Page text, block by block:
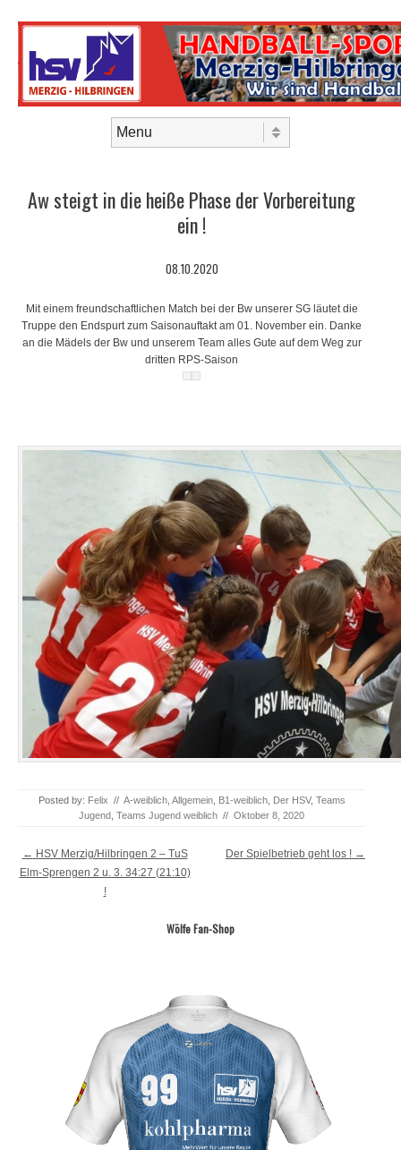
Aw steigt in die heiße Phase der Vorbereitung
ein !
08.10.2020
Mit einem freundschaftlichen Match bei der Bw unserer SG läutet die
Truppe den Endspurt zum Saisonauftakt am 01. November ein. Danke
an die Mädels der Bw und unserem Team alles Gute auf dem Weg zur
dritten RPS-Saison
Posted by: Felix // A-weiblich, Allgemein, B1-weiblich, Der HSV, Teams
Jugend Teams Jugend weiblich // Oktober 8, 2020
Post navigation
← HSV Merzig/Hilbringen 2 – TuS
Elm-Sprengen 2 u. 3. 34:27 (21:10)
!
Der Spielbetrieb geht los ! →
Wölfe Fan-Shop